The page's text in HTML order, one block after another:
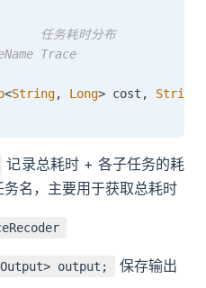
任务耗时分布
Trace
<String, Long> cost , String
记录总耗时 + 各子任务的耗
名，主要用于获取总耗时
output;
保存输出